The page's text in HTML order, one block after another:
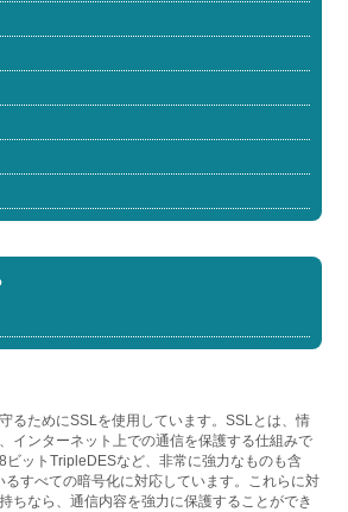
るためにSSLを使用しています。SSLとは、情
インターネット上での通信を保護する仕組みで
ットTripleDESなど、非常に強力なものも含
すべての暗号化に対応しています。これらに対
ちなら、通信内容を強力に保護することができ